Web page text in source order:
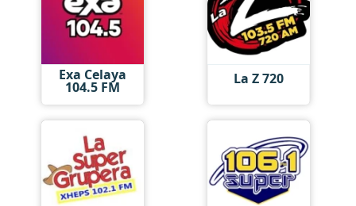
Exa Celaya
104.5 FM La Z 720